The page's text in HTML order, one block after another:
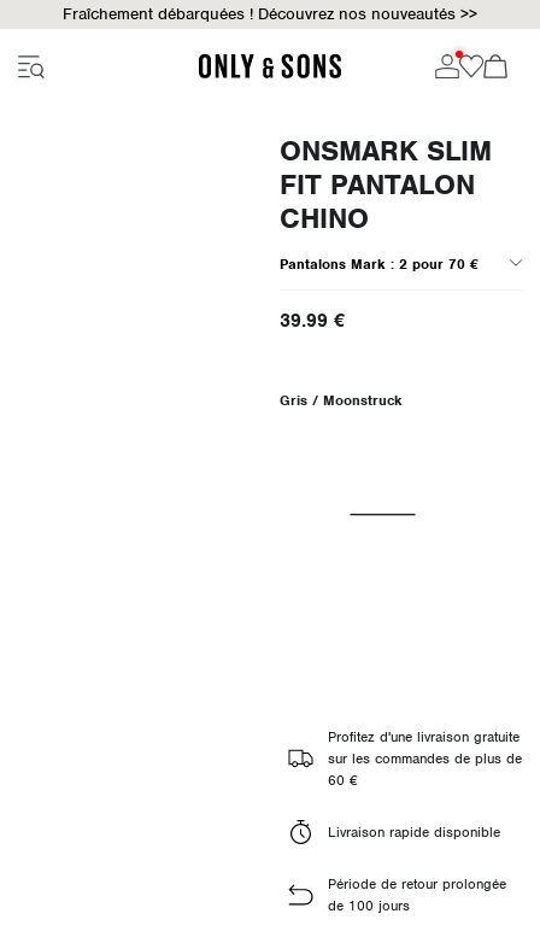
Fraîchement débarquées ! Découvrez nos nouveautés >>
ONSMARK SLIM
FIT PANTALON
CHINO
Pantalons Mark : 2 pour 70 €
39.99 €
Gris / Moonstruck
Profitez d'une livraison gratuite
sur les commandes de plus de
60 €
Livraison rapide disponible
Période de retour prolongée
de 100 jours